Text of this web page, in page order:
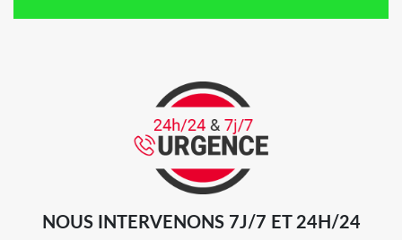
NOUS INTERVENONS 7J/7 ET 24H/24